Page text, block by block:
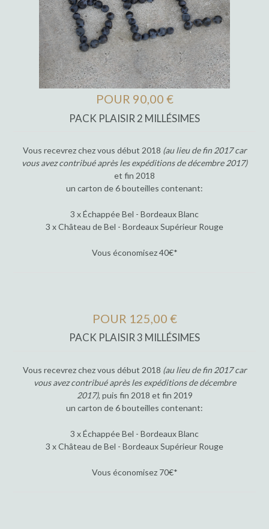
POUR 90,00 €
PACK PLAISIR 2 MILLÉSIMES
Vous recevrez chez vous début 2018 (au lieu de fin 2017 car
vous avez contribué après les expéditions de décembre 2017)
et fin 2018
un carton de 6 bouteilles contenant:
3 x Échappée Bel - Bordeaux Blanc
3 x Château de Bel - Bordeaux Supérieur Rouge
Vous économisez 40€*
POUR 125,00 €
PACK PLAISIR 3 MILLÉSIMES
Vous recevrez chez vous début 2018 (au lieu de fin 2017 car
vous avez contribué après les expéditions de décembre
2017), puis fin 2018 et fin 2019
un carton de 6 bouteilles contenant:
3 x Échappée Bel - Bordeaux Blanc
3 x Château de Bel - Bordeaux Supérieur Rouge
Vous économisez 70€*